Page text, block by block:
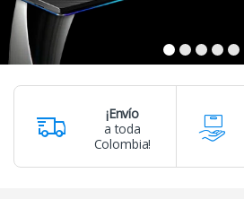
¡Envío
a toda
Colombia!